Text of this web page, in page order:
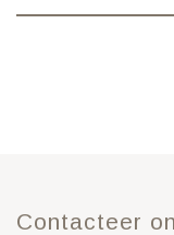
Contacteer